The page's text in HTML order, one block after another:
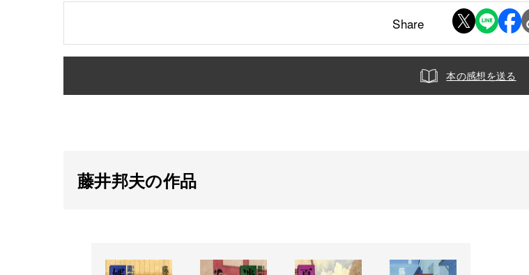
Share
本の感想を送る
藤井邦夫の作品